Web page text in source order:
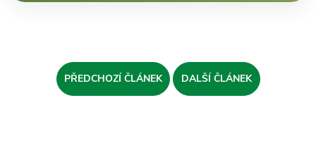
PŘEDCHOZÍ ČLÁNEK DALŠÍ ČLÁNEK